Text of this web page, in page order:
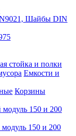
Шайбы DIN
стойка и полки
Емкости и
Корзины
150 и 200
150 и 200